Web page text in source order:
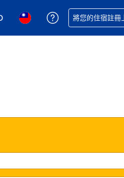
您使用的幣別. 您現在所使用的幣
選擇您使用的語言. 您目前所
取得訂單相關協助
將您的住宿註冊